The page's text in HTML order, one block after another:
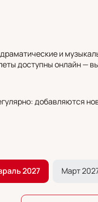
и
доступны онлайн —
добавляются
2027 Март